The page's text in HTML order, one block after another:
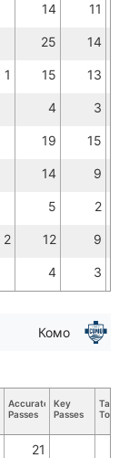
14 11
25 14
1 15 13
4 3
19 15
14 9
5 2
2 12 9
4 3
Комо
Accurate
Passes
Key
Passes
Total
21